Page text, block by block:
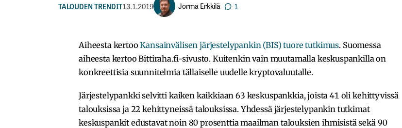
TALOUDEN TRENDIT13.1.2019 Jorma Erkkilä 1
Aiheesta kertooKansainvälisen järjestelypankin (BIS) tuore tutkimus. Suomessa
aiheesta kertoo Bittiraha.fi-sivusto. Kuitenkin vain muutamalla keskuspankilla on
konkreettisia suunnitelmia tällaiselle uudelle kryptovaluutalle.
Järjestelypankki selvitti kaiken kaikkiaan 63 keskuspankkia, joista 41 oli kehittyvissä
talouksissa ja 22 kehittyneissä talouksissa. Yhdessä järjestelypankin tutkimat
keskuspankit edustavat noin 80 prosenttia maailman talouksien ihmisistä sekä 90